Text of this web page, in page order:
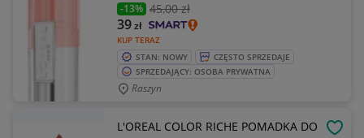
-13% 45,00 zł
KUP TERAZ
39zł
STAN: NOWY
CZĘSTO SPRZEDAJE
SPRZEDAJĄCY: OSOBA PRYWATNA
Raszyn
L'OREAL COLOR RICHE POMADKA DO